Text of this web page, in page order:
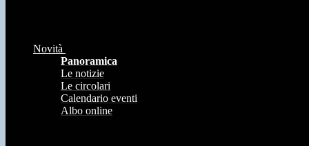
Novità
Panoramica
Le notizie
Le circolari
Calendario eventi
Albo online